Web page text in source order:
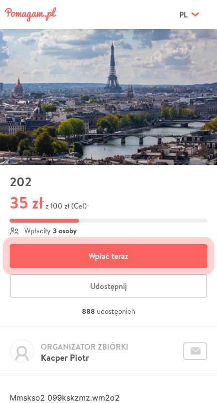
PL
202
35 zł z 100 zł (Cel)
Wpłaciły 3 osoby
Wpłać teraz
Udostępnij
888 udostępnień
Kacper Piotr
ORGANIZATOR ZBIÓRKI
Mmskso2 099kskzmz.wm2o2